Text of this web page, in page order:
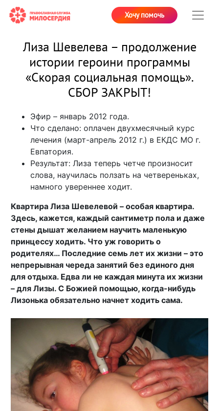
Хочу помочь
Лиза Шевелева – продолжение
истории героини программы
«Скорая социальная помощь».
СБОР ЗАКРЫТ!
Эфир – январь 2012 года.
Что сделано: оплачен двухмесячный курс
лечения (март-апрель 2012 г.) в ЕКДС МО г.
Евпатория.
Результат: Лиза теперь четче произносит
слова, научилась ползать на четвереньках,
намного увереннее ходит.
Квартира Лиза Шевелевой – особая квартира.
Здесь, кажется, каждый сантиметр пола и даже
стены дышат желанием научить маленькую
принцессу ходить. Что уж говорить о
родителях… Последние семь лет их жизни – это
непрерывная череда занятий без единого дня
для отдыха. Едва ли не каждая минута их жизни
– для Лизы. С Божией помощью, когда-нибудь
Лизонька обязательно начнет ходить сама.